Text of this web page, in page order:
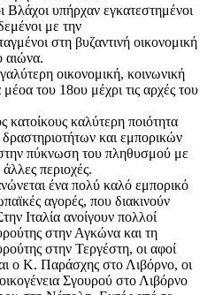
Βλάχοι υπήρχαν εγκατεστημένοι
με την
στη βυζαντινή οικονομική
αιώνα.
οικονομική, κοινωνική
του 18ου μέχρι τις αρχές του
κατοίκους καλύτερη ποιότητα
και εμπορικών
πύκνωση του πληθυσμού με
περιοχές.
ένα πολύ καλό εμπορικό
αγορές, που διακινούν
Ιταλία ανοίγουν πολλοί
στην Αγκώνα και τη
στην Τεργέστη, οι αφοί
ο Κ. Παράσχης στο Λιβόρνο, οι
Σγουρού στο Λιβόρνο